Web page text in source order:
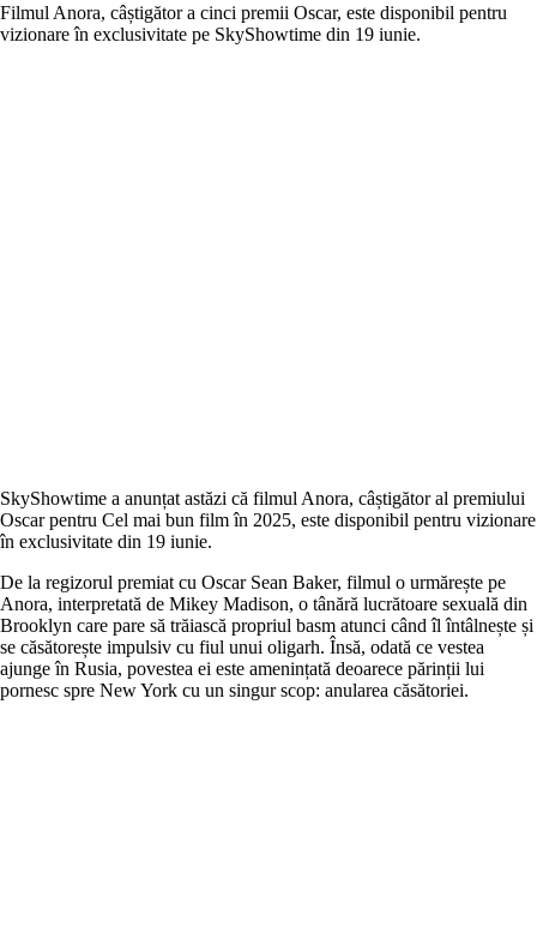
Filmul Anora, câștigător a cinci premii Oscar, este disponibil pentru
vizionare în exclusivitate pe SkyShowtime din 19 iunie.
SkyShowtime a anunțat astăzi că filmul Anora, câștigător al premiului
Oscar pentru Cel mai bun film în 2025, este disponibil pentru vizionare
în exclusivitate din 19 iunie.
De la regizorul premiat cu Oscar Sean Baker, filmul o urmărește pe
Anora, interpretată de Mikey Madison, o tânără lucrătoare sexuală din
Brooklyn care pare să trăiască propriul basm atunci când îl întâlnește și
se căsătorește impulsiv cu fiul unui oligarh. Însă, odată ce vestea
ajunge în Rusia, povestea ei este amenințată deoarece părinții lui
pornesc spre New York cu un singur scop: anularea căsătoriei.